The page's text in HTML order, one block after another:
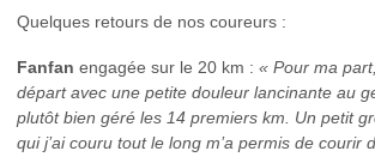
Quelques retours de nos coureurs :
Fanfan engagée sur le 20 km : « Pour ma
départ avec une petite douleur lancinante au
plutôt bien géré les 14 premiers km. Un petit
qui j’ai couru tout le long m’a permis de courir